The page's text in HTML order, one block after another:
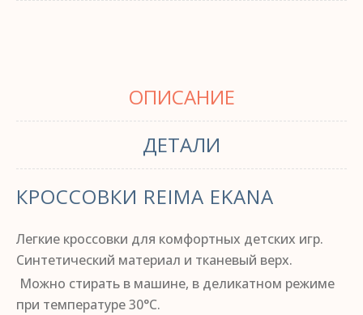
ОПИСАНИЕ
ДЕТАЛИ
КРОССОВКИ REIMA EKANA
Легкие кроссовки для комфортных детских игр.
Синтетический материал и тканевый верх.
Можно стирать в машине, в деликатном режиме
при температуре 30°C.